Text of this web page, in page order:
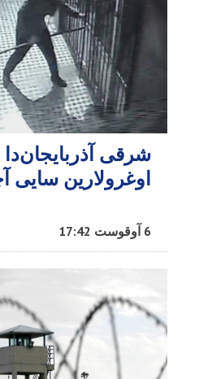
شرقی
اوغرولارین سایی
6 آوقوست 17:42